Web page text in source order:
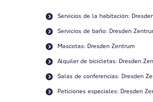
Servicios de la habitación:
Servicios de baño: Dresden
Mascotas: Dresden Zentrum
Alquiler de bicicletas: Dresden
Salas de conferencias: Dresden
Peticiones especiales: Dresden